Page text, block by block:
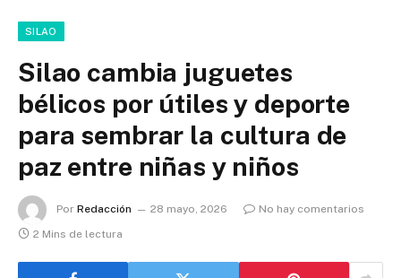
SILAO
Silao cambia juguetes
bélicos por útiles y deporte
para sembrar la cultura de
paz entre niñas y niños
Por Redacción 28 mayo, 2026
No hay comentarios
2 Mins de lectura